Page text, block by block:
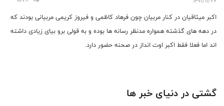
اکبر میثاقیان در کنار مربیان چون فرهاد کاظمی و فیروز کریمی مربیانی بودند که
در دهه های گذشته همواره مدنظر رسانه ها بوده و به قولی برو بیای زیادی داشته
اند اما فعلا فقط اکبر اوت انداز در صحنه حضور دارد.
گشتی در دنیای خبر ها